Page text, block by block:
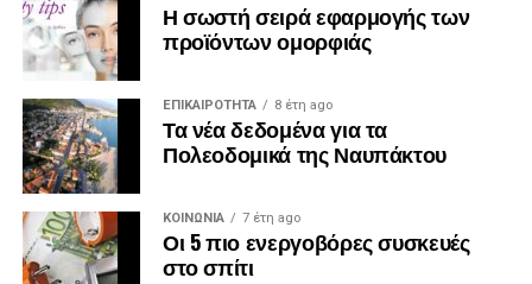
Η σωστή σειρά εφαρμογής των
προϊόντων ομορφιάς
ΕΠΙΚΑΙΡΟΤΗΤΑ 8 έτη ago
Τα νέα δεδομένα για τα
Πολεοδομικά της Ναυπάκτου
ΚΟΙΝΩΝΙΑ 7 έτη ago
Οι 5 πιο ενεργοβόρες συσκευές
στο σπίτι